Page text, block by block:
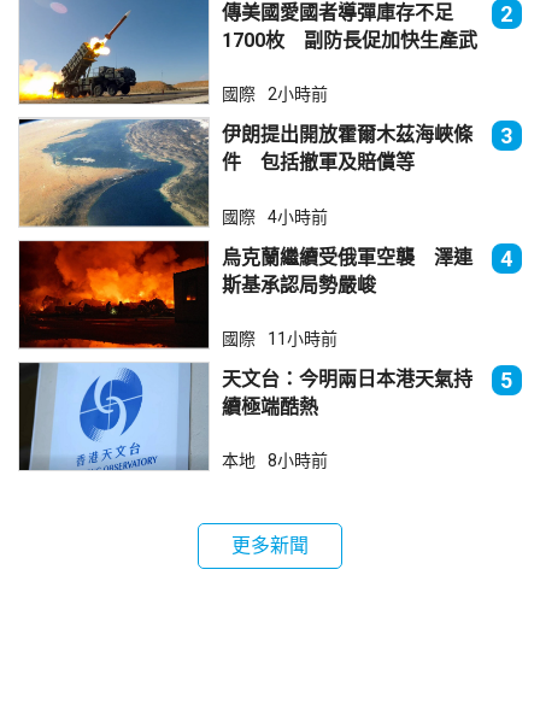
傳美國愛國者導彈庫存不足
1700枚 副防長促加快生產武
2
國際 2小時前
伊朗提出開放霍爾木茲海峽條
件 包括撤軍及賠償等
3
國際 4小時前
烏克蘭繼續受俄軍空襲 澤連
斯基承認局勢嚴峻
4
國際 11小時前
天文台：今明兩日本港天氣持
續極端酷熱
5
本地 8小時前
更多新聞